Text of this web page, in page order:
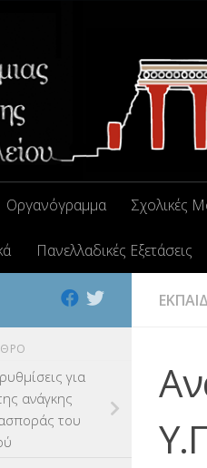
Οργανόγραμμα Σχολικές
Πανελλαδικές Εξετάσεις
για
ανάγκης
του